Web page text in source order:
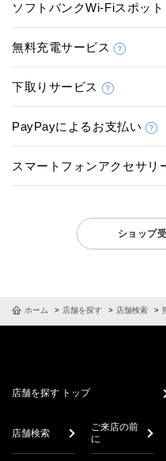
ソフトバンクWi-Fiスポット
無料充電サービス
下取りサービス
PayPayによるお支払い
スマートフォンアクセサリ
ショップ
ホーム 店舗を探す 店舗検索
店舗を探す トップ
店舗検索
ご来店の前
に